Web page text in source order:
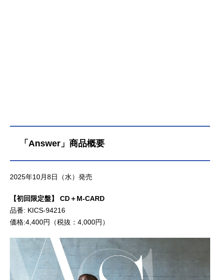
「Answer」商品概要
2025年10月8日（水）発売
【初回限定盤】 CD＋M-CARD
品番: KICS-94216
価格:4,400円（税抜：4,000円）